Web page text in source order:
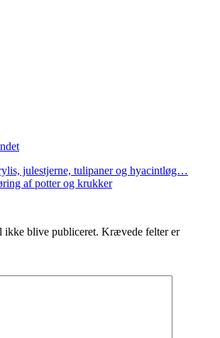
julestjerne, tulipaner og hyacintløg…
af potter og krukker
ikke blive publiceret. Krævede felter er